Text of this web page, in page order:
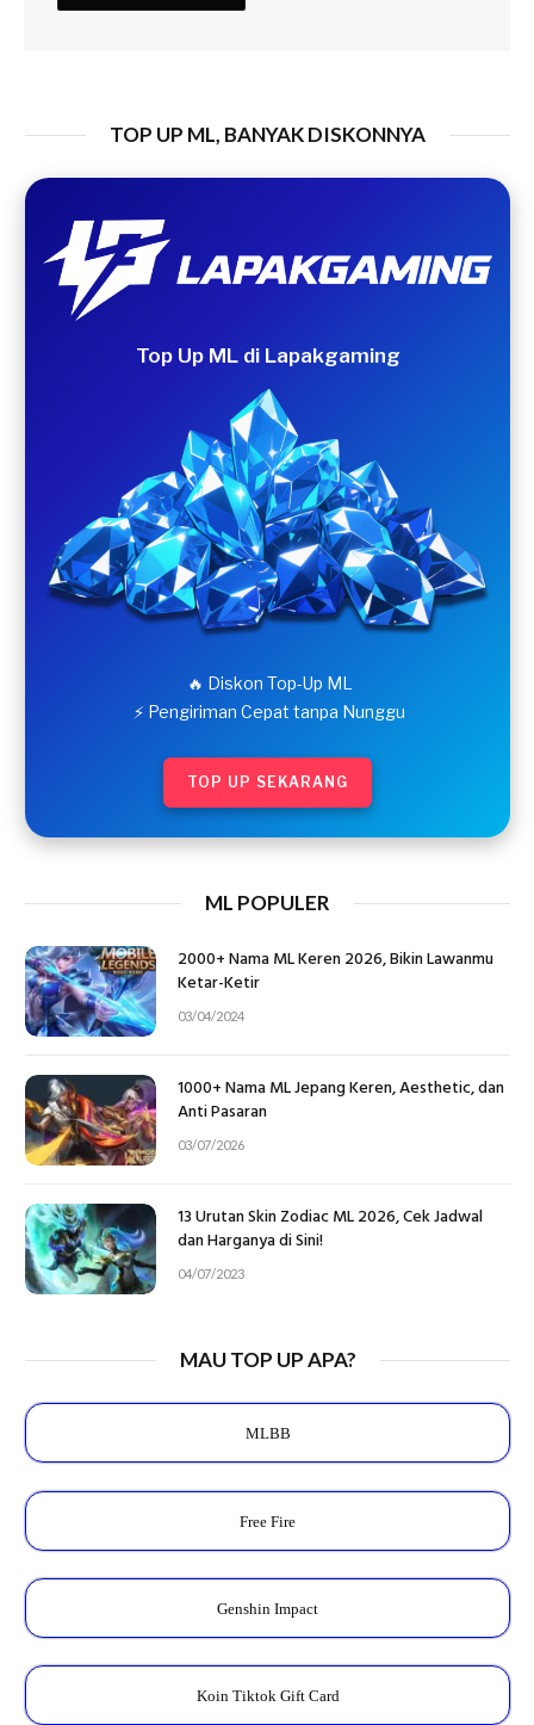
TOP UP ML, BANYAK DISKONNYA
Top Up ML di Lapakgaming
🔥 Diskon Top-Up ML
⚡ Pengiriman Cepat tanpa Nunggu
TOP UP SEKARANG
ML POPULER
2000+ Nama ML Keren 2026, Bikin Lawanmu
Ketar-Ketir
03/04/2024
1000+ Nama ML Jepang Keren, Aesthetic, dan
Anti Pasaran
03/07/2026
13 Urutan Skin Zodiac ML 2026, Cek Jadwal
dan Harganya di Sini!
04/07/2023
MAU TOP UP APA?
MLBB
Free Fire
Genshin Impact
Koin Tiktok Gift Card